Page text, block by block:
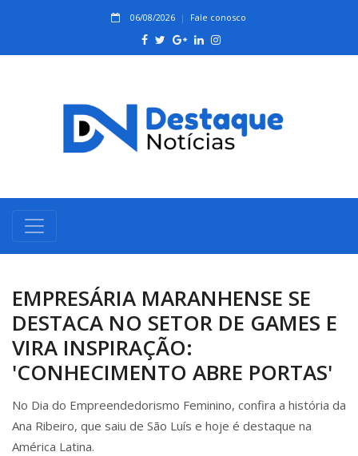
06/08/2026 Fale conosco
EMPRESÁRIA MARANHENSE SE
DESTACA NO SETOR DE GAMES E
VIRA INSPIRAÇÃO:
'CONHECIMENTO ABRE PORTAS'
No Dia do Empreendedorismo Feminino, confira a história da
Ana Ribeiro, que saiu de São Luís e hoje é destaque na
América Latina.